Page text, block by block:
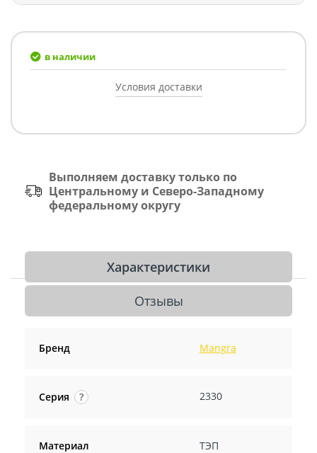
в наличии
Условия доставки
Выполняем доставку только по
Центральному и Северо-Западному
федеральному округу
Характеристики
Отзывы
Бренд Mangra
Серия ? 2330
Материал ТЭП